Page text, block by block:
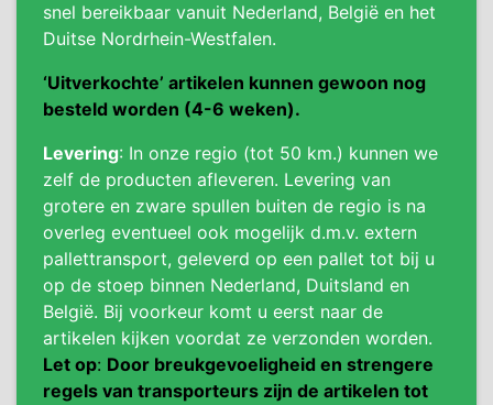
snel bereikbaar vanuit Nederland, België en het
Duitse Nordrhein-Westfalen.
‘Uitverkochte’ artikelen kunnen gewoon nog
besteld worden (4-6 weken).
Levering: In onze regio (tot 50 km.) kunnen we
zelf de producten afleveren. Levering van
grotere en zware spullen buiten de regio is na
overleg eventueel ook mogelijk d.m.v. extern
pallettransport, geleverd op een pallet tot bij u
op de stoep binnen Nederland, Duitsland en
België. Bij voorkeur komt u eerst naar de
artikelen kijken voordat ze verzonden worden.
Let op: Door breukgevoeligheid en strengere
regels van transporteurs zijn de artikelen tot